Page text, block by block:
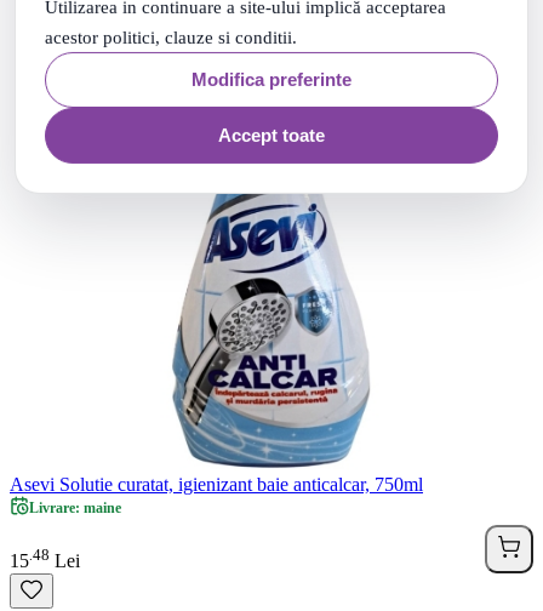
Utilizarea in continuare a site-ului implică acceptarea
acestor politici, clauze si conditii.
Modifica preferinte
Accept toate
Asevi Solutie curatat, igienizant baie anticalcar, 750ml
Livrare: maine
15 48 Lei